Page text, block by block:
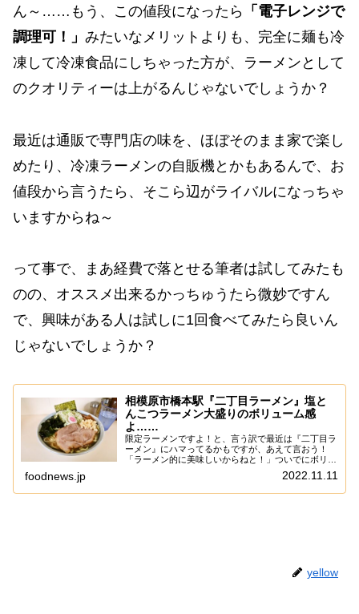
ん～……もう、この値段になったら 「電子レンジで
調理可！」 みたいなメリットよりも、完全に麺も冷
凍して冷凍食品にしちゃった方が、ラーメンとして
のクオリティーは上がるんじゃないでしょうか？
最近は通販で専門店の味を、ほぼそのまま家で楽し
めたり、冷凍ラーメンの自販機とかもあるんで、お
値段から言うたら、そこら辺がライバルになっちゃ
いますからね～
って事で、まあ経費で落とせる筆者は試してみたも
のの、オススメ出来るかっちゅうたら微妙ですん
で、興味がある人は試しに1回食べてみたら良いん
じゃないでしょうか？
相模原市橋本駅『二丁目ラーメン』塩と
んこつラーメン大盛りのボリューム感
よ……
限定ラーメンですよ！と、言う訳で最近は『二丁目ラ
ーメン』にハマってるかもですが、あえて言おう！
「ラーメン的に美味しいからねと！」ついでにボリュ
ームも大ですんで、まさにデブにとってはマストなラ
ーメンだと思っております。いや、まあ丸鶏使った鶏
foodnews.jp 2022.11.11
yellow